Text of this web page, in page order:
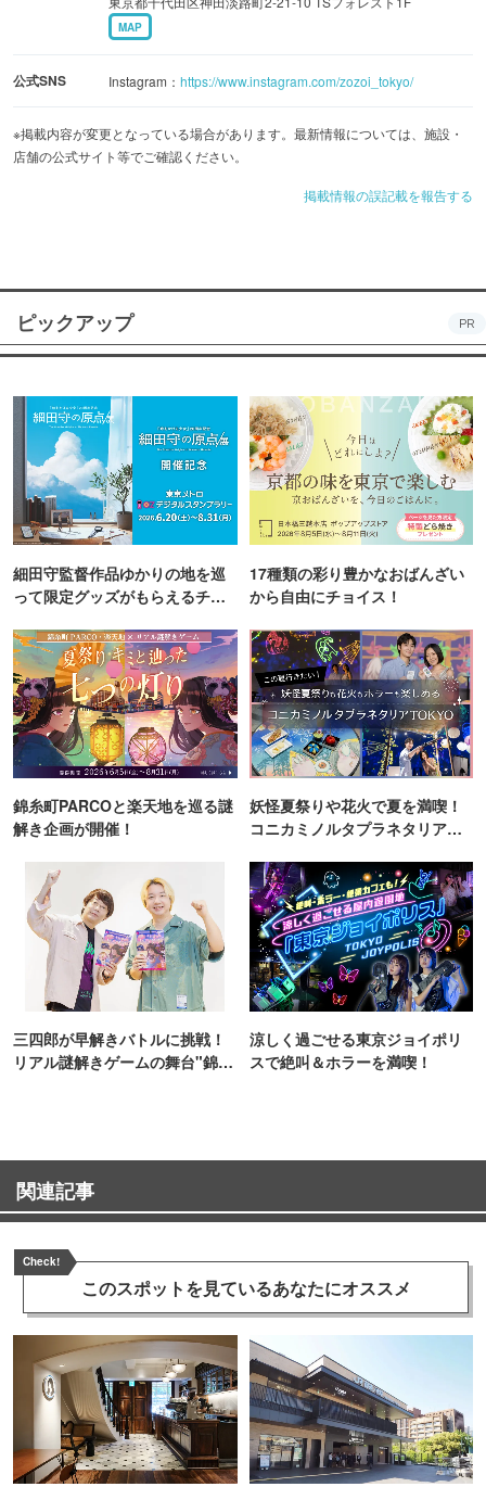
MAP
公式SNS Instagram： https://www.instagram.com/zozoi_tokyo/
※掲載内容が変更となっている場合があります。最新情報については、施設・
店舗の公式サイト等でご確認ください。
掲載情報の誤記載を報告する
ピックアップ PR
細田守監督作品ゆかりの地を巡
って限定グッズがもらえるチャ
17種類の彩り豊かなおばんざい
から自由にチョイス！
錦糸町PARCOと楽天地を巡る謎
解き企画が開催！
妖怪夏祭りや花火で夏を満喫！
コニカミノルタプラネタリア
三四郎が早解きバトルに挑戦！
リアル謎解きゲームの舞台"錦糸
涼しく過ごせる東京ジョイポリ
スで絶叫＆ホラーを満喫！
関連記事
Check!
このスポットを見ているあなたにオススメ